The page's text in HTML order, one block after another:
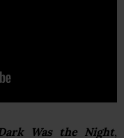
Was the Night,